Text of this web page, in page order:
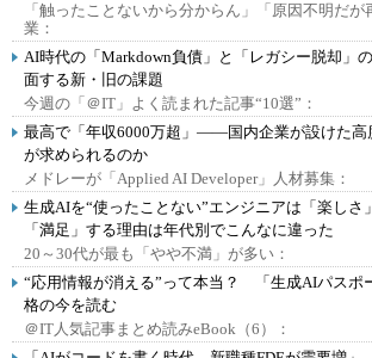
「触ったことないから分からん」「原因不明だ
業：
AI時代の「Markdown負債」と「レガシー脱却」
面する新・旧の課題
今週の「＠IT」よく読まれた記事“10選”：
最高で「年収6000万超」――国内企業が設けた
が求められるのか
メドレーが「Applied AI Developer」人材募集：
生成AIを“使ったことない”エンジニアは「楽し
「満足」する理由は年代別でこんなに違った
20～30代が最も「やや不満」が多い：
“応用情報が消える”って本当？ 「生成AIパス
格の今を読む
＠IT人気記事まとめ読みeBook（6）：